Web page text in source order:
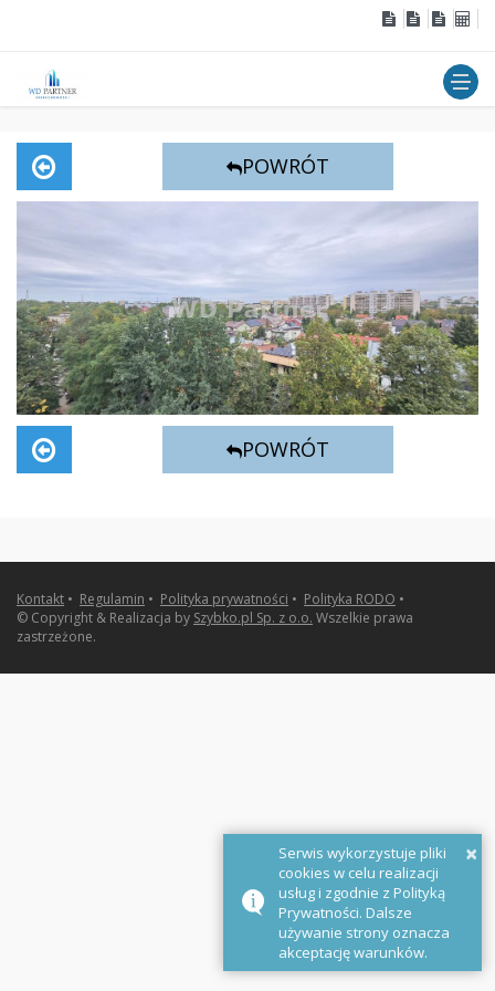
POWRÓT
POWRÓT
Kontakt • Regulamin • Polityka prywatności • Polityka RODO •
© Copyright & Realizacja by Szybko.pl Sp. z o.o. Wszelkie prawa
zastrzeżone.
×
Serwis wykorzystuje pliki
cookies w celu realizacji
usług i zgodnie z Polityką
Prywatności. Dalsze
używanie strony oznacza
akceptację warunków.